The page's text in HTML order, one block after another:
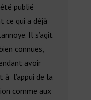
publié
ce qui a déjà
Il s’agit
connues,
avoir
à l’appui de la
comme aux